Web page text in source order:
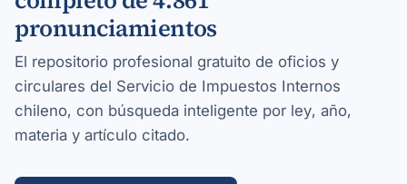
pronunciamientos
El repositorio profesional gratuito de oficios y
circulares del Servicio de Impuestos Internos
chileno, con búsqueda inteligente por ley, año,
materia y artículo citado.